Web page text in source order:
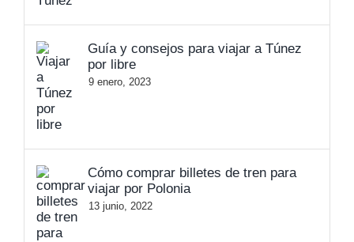
Guía y consejos para viajar a Túnez
por libre
9 enero, 2023
Cómo comprar billetes de tren para
viajar por Polonia
13 junio, 2022